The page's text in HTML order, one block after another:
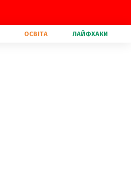
ОСВІТА ЛАЙФХАКИ